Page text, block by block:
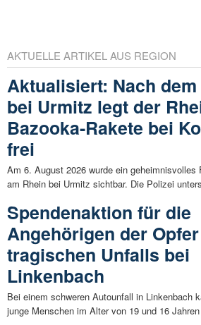
AKTUELLE ARTIKEL AUS REGION
Aktualisiert: Nach
bei Urmitz legt der
Bazooka-Rakete bei
frei
Am 6. August 2026 wurde ein geheimnisvolles
am Rhein bei Urmitz sichtbar. Die Polizei
Spendenaktion für die
Angehörigen der
tragischen Unfalls bei
Linkenbach
Bei einem schweren Autounfall in Linkenbach
junge Menschen im Alter von 19 und 16